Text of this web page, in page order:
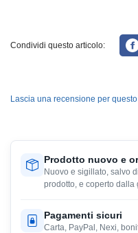
Condividi questo articolo:
Lascia una recensione per
Prodotto nuovo e
Nuovo e sigillato, salvo
prodotto, e coperto dalla
Pagamenti sicuri
Carta, PayPal, Nexi,